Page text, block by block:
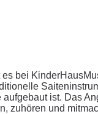
bei
ist. Das
zuhören und